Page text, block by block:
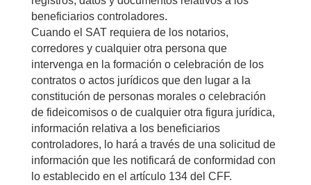
beneficiarios controladores.
Cuando el SAT requiera de los notarios,
corredores y cualquier otra persona que
intervenga en la formación o celebración de los
contratos o actos jurídicos que den lugar a la
constitución de personas morales o celebración
de fideicomisos o de cualquier otra figura jurídica,
información relativa a los beneficiarios
controladores, lo hará a través de una solicitud de
información que les notificará de conformidad con
lo establecido en el artículo 134 del CFF.